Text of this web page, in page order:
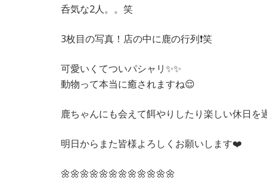
呑気な2人。。笑
3枚目の写真！店の中に鹿の行列❗️笑
可愛いくてついパシャリ✨✨
動物って本当に癒されますね😌
鹿ちゃんにも会えて餌やりしたり楽しい休日を
明日からまた皆様よろしくお願いします❤️
🌼🌼🌼🌼🌼🌼🌼🌼🌼🌼🌼🌼